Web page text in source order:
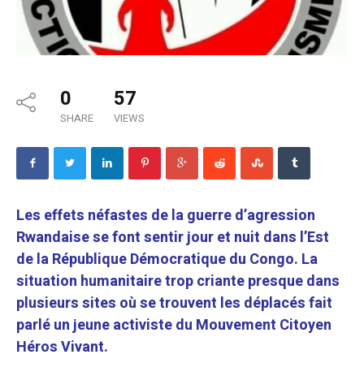
0
SHARE
57
VIEWS
Les effets néfastes de la guerre d’agression
Rwandaise se font sentir jour et nuit dans l’Est
de la République Démocratique du Congo. La
situation humanitaire trop criante presque dans
plusieurs sites où se trouvent les déplacés fait
parlé un jeune activiste du Mouvement Citoyen
Héros Vivant.